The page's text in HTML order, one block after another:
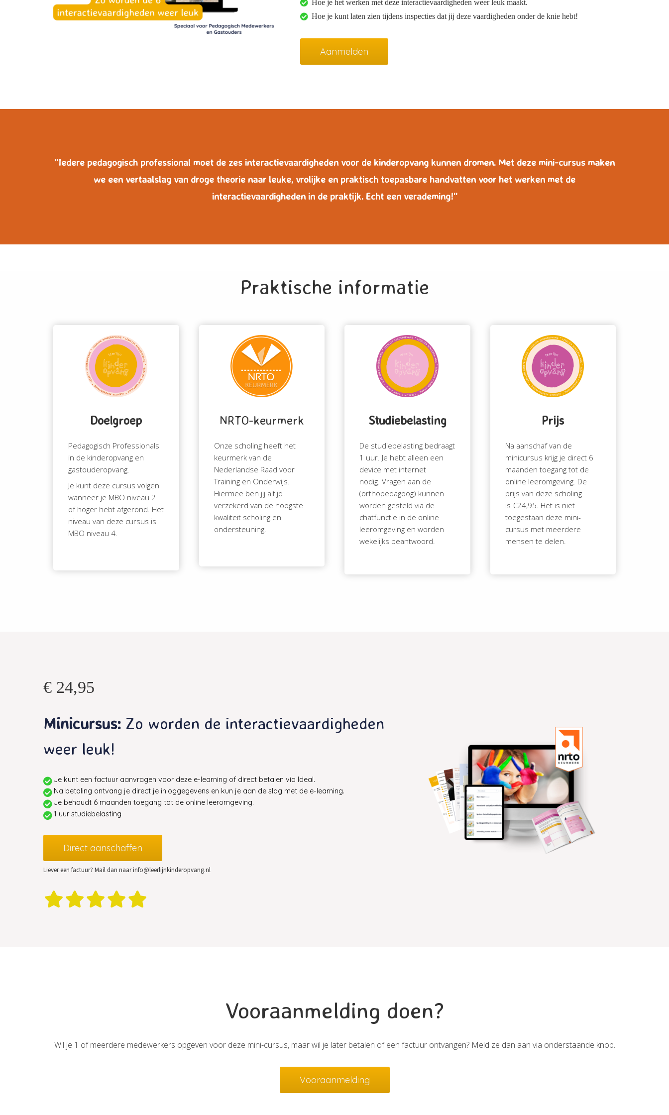
Hoe je het werken met deze interactievaardigheden weer leuk maakt.
Hoe je kunt laten zien tijdens inspecties dat jij deze vaardigheden onder de knie hebt!
Aanmelden
''Iedere pedagogisch professional moet de zes interactievaardigheden voor de kinderopvang kunnen dromen. Met deze mini-cursus maken
we een vertaalslag van droge theorie naar leuke, vrolijke en praktisch toepasbare handvatten voor het werken met de
interactievaardigheden in de praktijk. Echt een verademing!''
Praktische informatie
Doelgroep
Pedagogisch Professionals
in de kinderopvang en
gastouderopvang.
Je kunt deze cursus volgen
wanneer je MBO niveau 2
of hoger hebt afgerond. Het
niveau van deze cursus is
MBO niveau 4.
NRTO-keurmerk
Onze scholing heeft het
keurmerk van de
Nederlandse Raad voor
Training en Onderwijs.
Hiermee ben jij altijd
verzekerd van de hoogste
kwaliteit scholing en
ondersteuning.
Studiebelasting
De studiebelasting bedraagt
1 uur. Je hebt alleen een
device met internet
nodig. Vragen aan de
(orthopedagoog) kunnen
worden gesteld via de
chatfunctie in de online
leeromgeving en worden
wekelijks beantwoord.
Prijs
Na aanschaf van de
minicursus krijg je direct 6
maanden toegang tot de
online leeromgeving. De
prijs van deze scholing
is €24,95. Het is niet
toegestaan deze mini-
cursus met meerdere
mensen te delen.
€ 24,95
Minicursus: Zo worden de interactievaardigheden
weer leuk!
Je kunt een factuur aanvragen voor deze e-learning of direct betalen via Ideal.
Na betaling ontvang je direct je inloggegevens en kun je aan de slag met de e-learning.
Je behoudt 6 maanden toegang tot de online leeromgeving.
1 uur studiebelasting
Direct aanschaffen
Liever een factuur? Mail dan naar info@leerlijnkinderopvang.nl
Vooraanmelding doen?
Wil je 1 of meerdere medewerkers opgeven voor deze mini-cursus, maar wil je later betalen of een factuur ontvangen? Meld ze dan aan via onderstaande knop.
Vooraanmelding